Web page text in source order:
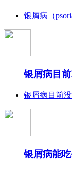
银屑病（
银屑病目
银屑病目前
银屑病能